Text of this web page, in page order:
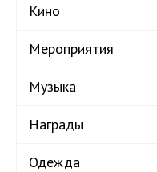
Кино
Мероприятия
Музыка
Награды
Одежда